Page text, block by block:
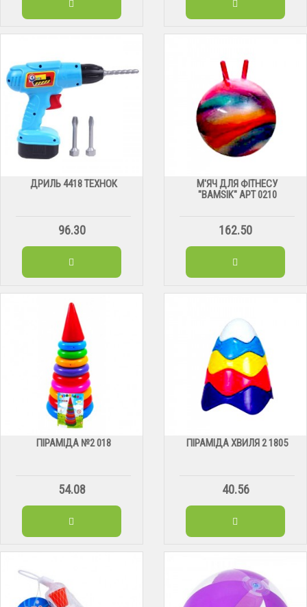
ДРИЛЬ 4418 ТЕХНОК
96.30
М'ЯЧ ДЛЯ ФІТНЕСУ
"BAMSIK" АРТ 0210
162.50
ПІРАМІДА №2 018
54.08
ПІРАМІДА ХВИЛЯ 2 1805
40.56